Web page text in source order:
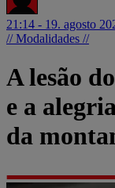
21:14 - 19. agosto
// Modalidades //
A lesão
e a
da